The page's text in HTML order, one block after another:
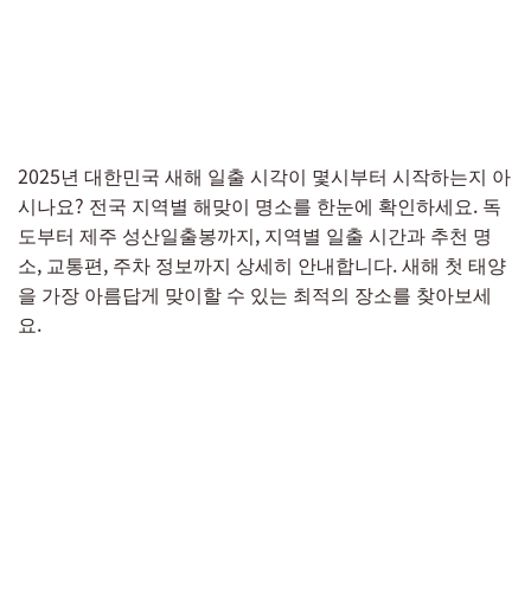
2025년 대한민국 새해 일출 시각이 몇시부터 시작하는지 아
시나요? 전국 지역별 해맞이 명소를 한눈에 확인하세요. 독
도부터 제주 성산일출봉까지, 지역별 일출 시간과 추천 명
소, 교통편, 주차 정보까지 상세히 안내합니다. 새해 첫 태양
을 가장 아름답게 맞이할 수 있는 최적의 장소를 찾아보세
요.